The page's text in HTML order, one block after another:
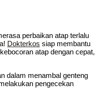
perbaikan atap terlalu
Dokterkos siap membantu
atap dengan cepat,
dalam menambal genteng
pengecekan